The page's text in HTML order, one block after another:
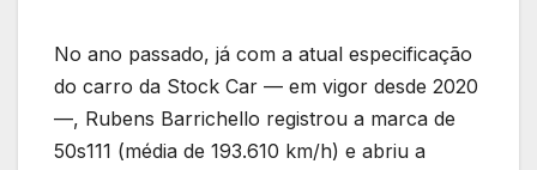
No ano passado, já com a atual especificação
do carro da Stock Car — em vigor desde 2020
—, Rubens Barrichello registrou a marca de
50s111 (média de 193.610 km/h) e abriu a